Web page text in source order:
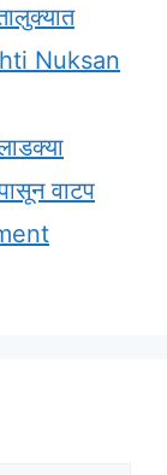
Nuksan
वाटप